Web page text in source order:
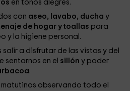
en tonos alegres.
con aseo, lavabo, duchay
de hogar y toallas para
y la higiene personal.
salir a disfrutar de las vistas y del
sentarnos en el sillón y poder
.
matutinos observando todo el